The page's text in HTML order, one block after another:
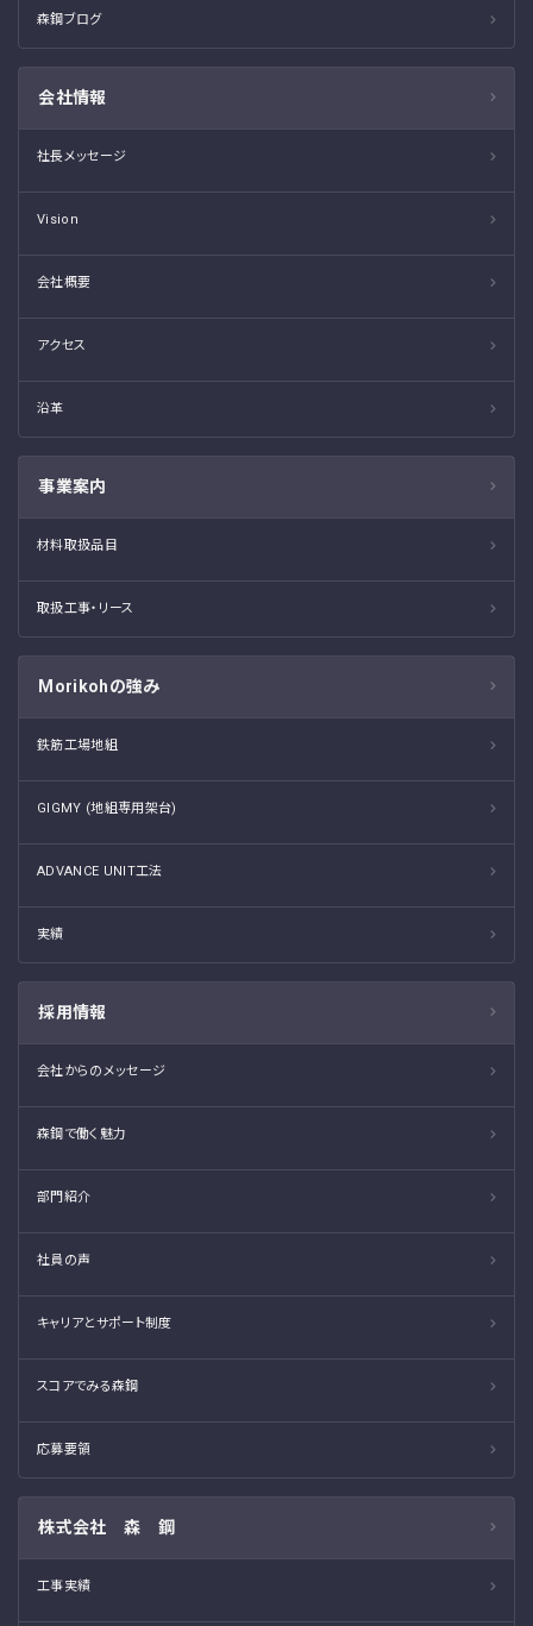
森鋼ブログ
会社情報
社長メッセージ
Vision
会社概要
アクセス
沿革
事業案内
材料取扱品目
取扱工事・リース
Morikohの強み
鉄筋工場地組
GIGMY (地組専用架台)
ADVANCE UNIT工法
実績
採用情報
会社からのメッセージ
森鋼で働く魅力
部門紹介
社員の声
キャリアとサポート制度
スコアでみる森鋼
応募要領
株式会社 森 鋼
工事実績